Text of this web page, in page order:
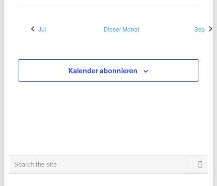
Jul Dieser Monat Sep
Kalender abonnieren